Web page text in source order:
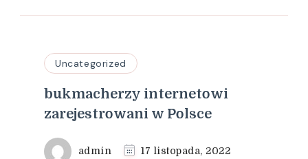
Uncategorized
bukmacherzy internetowi
zarejestrowani w Polsce
admin 17 listopada, 2022